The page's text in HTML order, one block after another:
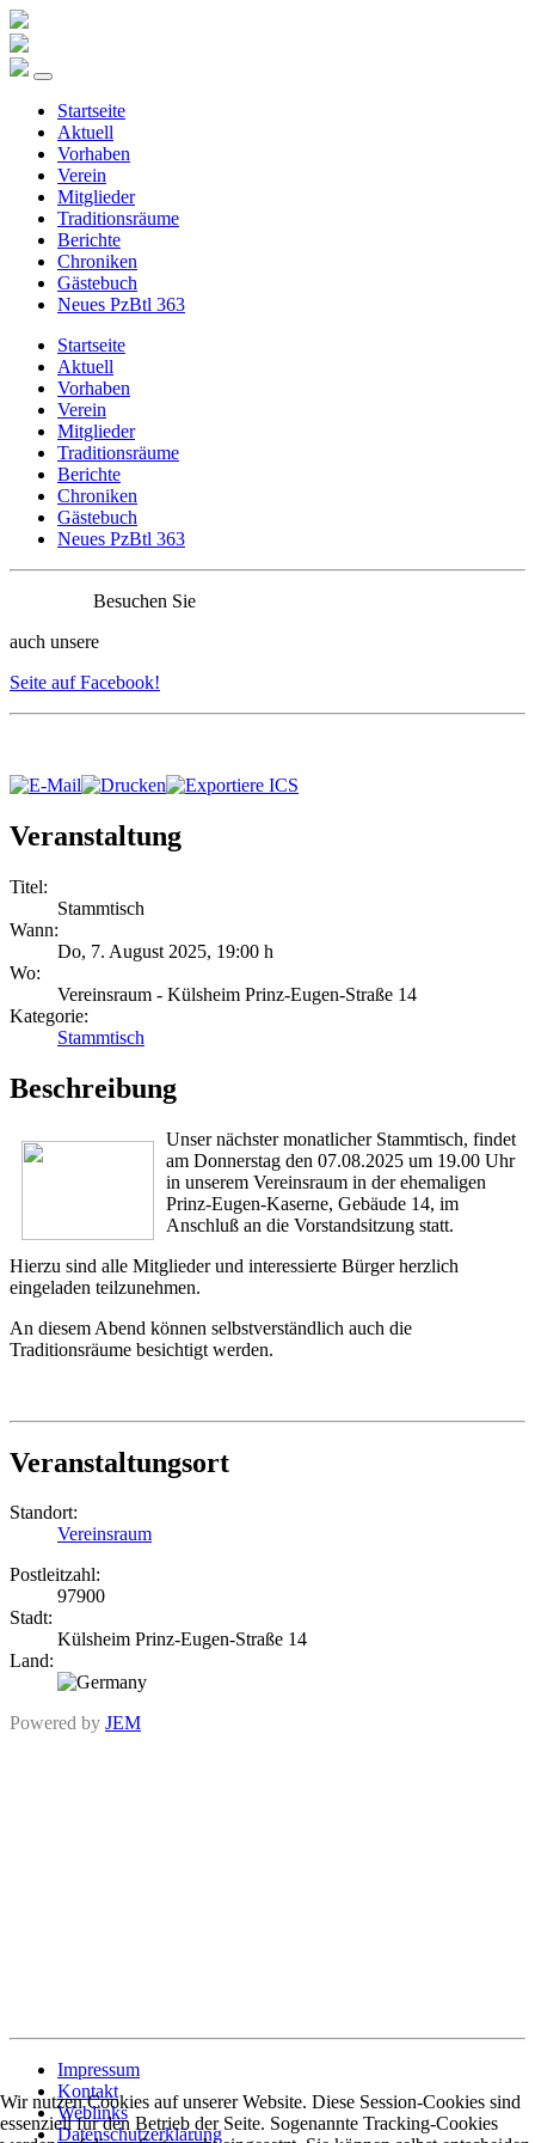
Startseite
Aktuell
Vorhaben
Verein
Mitglieder
Traditionsräume
Berichte
Chroniken
Gästebuch
Neues PzBtl 363
Startseite
Aktuell
Vorhaben
Verein
Mitglieder
Traditionsräume
Berichte
Chroniken
Gästebuch
Neues PzBtl 363
Besuchen Sie
auch unsere
Seite auf Facebook!
Veranstaltung
Titel:
Stammtisch
Wann:
Do, 7. August 2025, 19:00 h
Wo:
Vereinsraum - Külsheim Prinz-Eugen-Straße 14
Kategorie:
Stammtisch
Beschreibung
Unser nächster monatlicher Stammtisch, findet
am Donnerstag den 07.08.2025 um 19.00 Uhr
in unserem Vereinsraum in der ehemaligen
Prinz-Eugen-Kaserne, Gebäude 14, im
Anschluß an die Vorstandsitzung statt.
Hierzu sind alle Mitglieder und interessierte Bürger herzlich
eingeladen teilzunehmen.
An diesem Abend können selbstverständlich auch die
Traditionsräume besichtigt werden.
Veranstaltungsort
Standort:
Vereinsraum
Postleitzahl:
97900
Stadt:
Külsheim Prinz-Eugen-Straße 14
Land:
Powered by JEM
Impressum
Kontakt
Weblinks
Datenschutzerklärung
Wir nutzen Cookies auf unserer Website. Diese Session-Cookies sind
essenziell für den Betrieb der Seite. Sogenannte Tracking-Cookies